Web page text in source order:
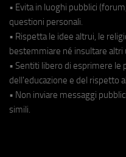
• Evita in luoghi pubblici
questioni personali.
• Rispetta le idee altrui, le
bestemmiare né insultare altri
• Sentiti libero di esprimere le
dell'educazione e del rispetto
• Non inviare messaggi
simili.